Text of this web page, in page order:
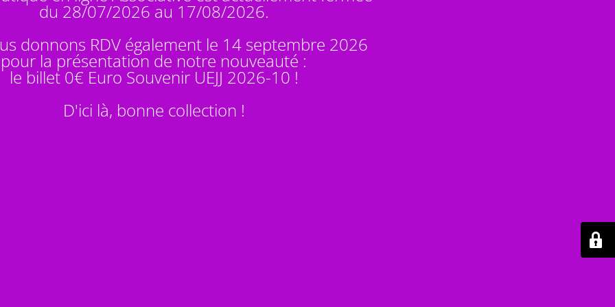
du 28/07/2026 au 17/08/2026.
donnons RDV également le 14 septembre 2026
pour la présentation de notre nouveauté :
le billet 0€ Euro Souvenir UEJJ 2026-10 !
D'ici là, bonne collection !